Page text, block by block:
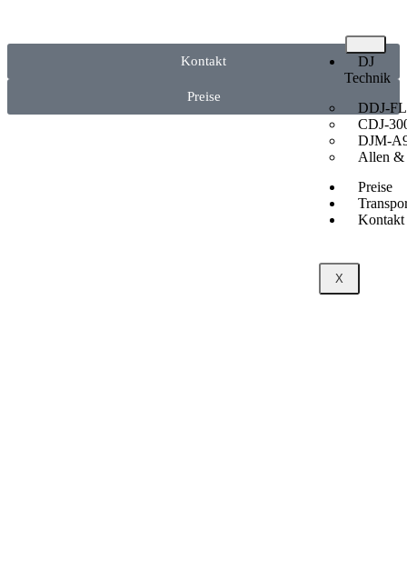
DJ
Technik
DDJ-
CDJ-
DJM-
Allen &
Preise
Kontakt
X
Kontakt
Preise